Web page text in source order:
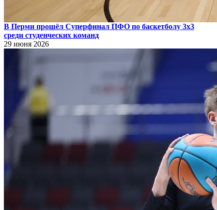
В Перми прошёл Суперфинал ПФО по баскетболу 3х3
среди студенческих команд
29 июня 2026